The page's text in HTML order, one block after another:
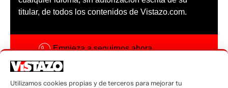
titular, de todos los contenidos de Vistazo.com.
Empieza a seguirnos ahora
Código ética
Utilizamos cookies propias y de terceros para mejorar tu